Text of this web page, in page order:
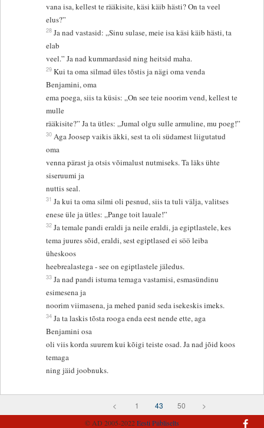
vana isa, kellest te rääkisite, käsi käib hästi? On ta veel
elus?”
28 Ja nad vastasid: „Sinu sulase, meie isa käsi käib hästi, ta
elab
veel.” Ja nad kummardasid ning heitsid maha.
29 Kui ta oma silmad üles tõstis ja nägi oma venda
Benjamini, oma
ema poega, siis ta küsis: „On see teie noorim vend, kellest te
mulle
rääkisite?” Ja ta ütles: „Jumal olgu sulle armuline, mu poeg!”
30 Aga Joosep vaikis äkki, sest ta oli südamest liigutatud
oma
venna pärast ja otsis võimalust nutmiseks. Ta läks ühte
siseruumi ja
nuttis seal.
31 Ja kui ta oma silmi oli pesnud, siis ta tuli välja, valitses
enese üle ja ütles: „Pange toit lauale!”
32 Ja temale pandi eraldi ja neile eraldi, ja egiptlastele, kes
tema juures sõid, eraldi, sest egiptlased ei söö leiba
üheskoos
heebrealastega - see on egiptlastele jäledus.
33 Ja nad pandi istuma temaga vastamisi, esmasündinu
esimesena ja
noorim viimasena, ja mehed panid seda isekeskis imeks.
34 Ja ta laskis tõsta rooga enda eest nende ette, aga
Benjamini osa
oli viis korda suurem kui kõigi teiste osad. Ja nad jõid koos
temaga
ning jäid joobnuks.
< 1 43 50 >
© AD 2005-2022Eesti Piibliselts